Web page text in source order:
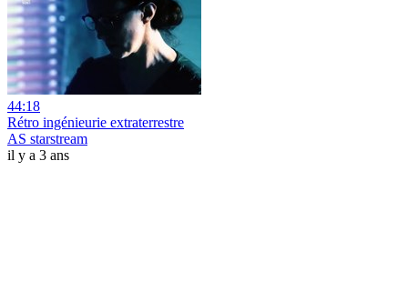
44:18
Rétro ingénieurie extraterrestre
AS starstream
il y a 3 ans